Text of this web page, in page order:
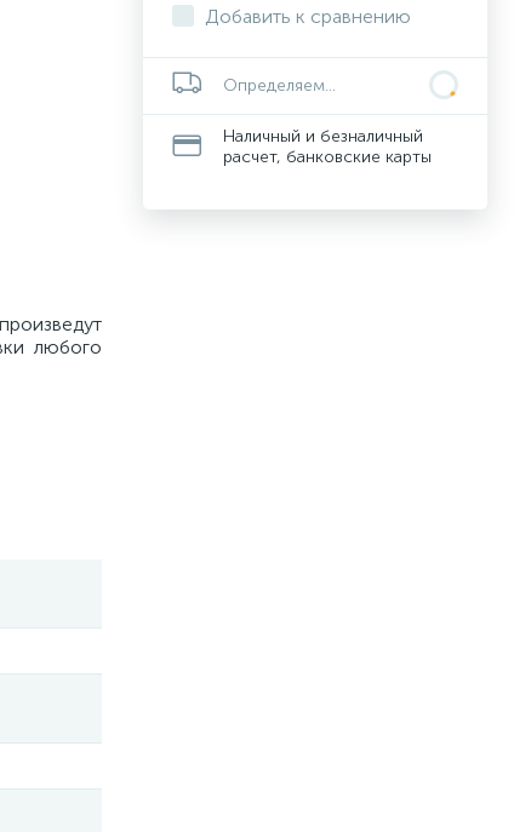
любого
Добавить к сравнению
Определяем...
Наличный и безналичный
расчет, банковские карты